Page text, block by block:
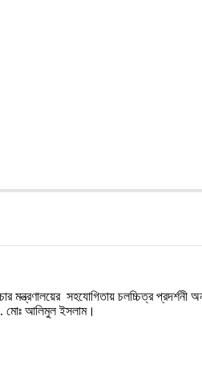
মন্ত্রণালয়ের সহযোগিতায় চলচ্চিত্র প্রদর্শনী
. মোঃ আলিমুল ইসলাম।